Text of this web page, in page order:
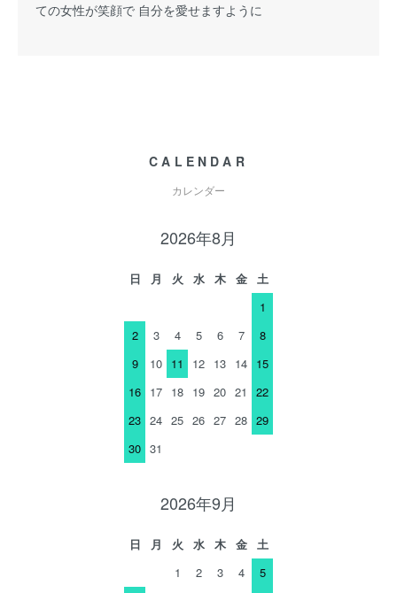
ての女性が笑顔で 自分を愛せますように
CALENDAR
カレンダー
2026年8月
日 月 火 水 木 金
土
1
2
3 4 5 6 7
8
9
10 11 12 13 14 15
16 17 18 19 20 21
22
23 24 25 26 27 28 29
30 31
2026年9月
日 月 火 水 木 金
土
1
2 3 4
5